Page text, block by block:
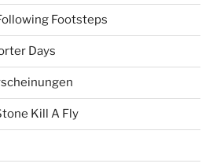
Footsteps
Days
Kill A Fly